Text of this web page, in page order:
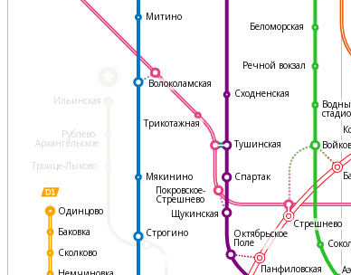
Ильинская
Рублево-
Архангельское
Троице-Лыково
Сокол
Сходненская
Трикотажная
Волоколамская
Тушинская
Мякинино
Строгино
Митино
Одинцово
Баковка
Сколково
Спартак
Стрешнево
Щукинская
Октябрьское
Поле
Панфиловская
Речной вокзал
Беломорская
Покровское-
Стрешнево